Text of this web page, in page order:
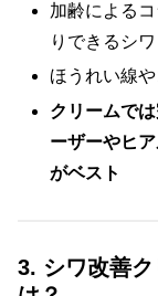
加齢による
りできるシワ
ほうれい線
クリームで
ーザーやヒ
がベスト
3. シワ改善